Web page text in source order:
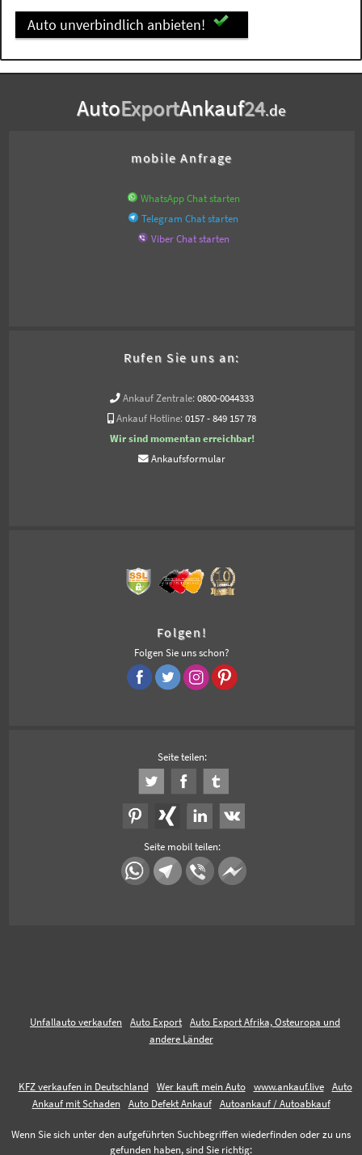
Auto unverbindlich anbieten!
AutoExportAnkauf24.de
mobile Anfrage
WhatsApp Chat starten
Telegram Chat starten
Viber Chat starten
Rufen Sie uns an:
Ankauf Zentrale: 0800-0044333
Ankauf Hotline: 0157 - 849 157 78
Wir sind momentan erreichbar!
Ankaufsformular
Folgen!
Folgen Sie uns schon?
Seite teilen:
Seite mobil teilen:
Unfallauto verkaufen Auto Export
Auto Export Afrika, Osteuropa und
andere Länder
KFZ verkaufen in Deutschland Wer kauft mein Auto www.ankauf.live
Auto
Ankauf mit Schaden
Auto Defekt Ankauf Autoankauf / Autoabkauf
Wenn Sie sich unter den aufgeführten Suchbegriffen wiederfinden oder zu uns
gefunden haben, sind Sie richtig: